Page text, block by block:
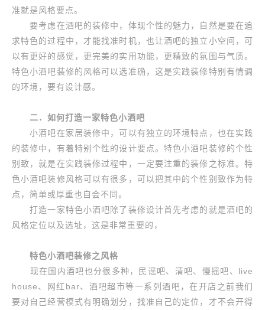
准就是风格要点。
要考虑在酒吧的装修中，体现个性的魅力，自然是要在追
求特色的过程中，才能找准时机，也让酒吧的独立小空间，可
以有更好的感觉，更完美的实用功能，更精致的氛围与气质。
特色小酒吧装修的风格可以选准确，这是实践装修特别有情调
的环境，要有设计感。
二．如何打造一家特色小酒吧
小酒吧在家居装修中，可以有独立的环境特点，也在实践
的装修中，有着特别个性的设计要点。特色小酒吧装修的个性
别致，就是在实践装修过程中，一定要注重的装修之标准。特
色小酒吧装修风格可以有很多，可以把其中的个性别致作为特
点，简单或厚重也自会不同。
打造一家特色小酒吧除了装修设计首先考虑的就是酒吧的
风格定位以及选址，这是非常重要的，
特色小酒吧装修之风格
现在国内酒吧也分很多种，民谣吧、清吧、慢摇吧、live
house、网红bar、酒吧超市等一系列酒吧，在开店之前我们
要对自己经营模式有明确划分，找准自己的定位，才不会开得